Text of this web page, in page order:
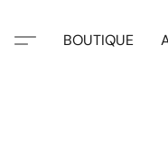
BOUTIQUE